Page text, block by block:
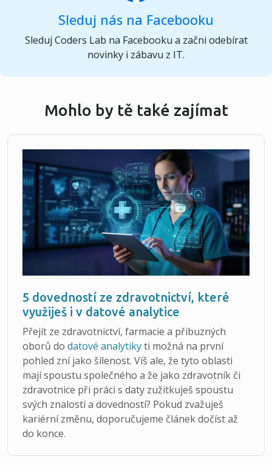
Sleduj nás na Facebooku
Sleduj Coders Lab na Facebooku a začni odebírat
novinky i zábavu z IT.
Mohlo by tě také zajímat
5 dovedností ze zdravotnictví, které
využiješ i v datové analytice
Přejít ze zdravotnictví, farmacie a příbuzných
oborů do datové analytikyti možná na první
pohled zní jako šílenost. Víš ale, že tyto oblasti
mají spoustu společného a že jako zdravotník či
zdravotnice při práci s daty zužitkuješ spoustu
svých znalostí a dovedností? Pokud zvažuješ
kariérní změnu, doporučujeme článek dočíst až
do konce.